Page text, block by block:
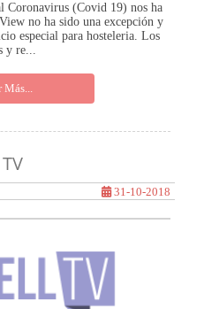
Coronavirus (Covid 19) nos ha
no ha sido una excepción y
especial para hosteleria. Los
y re...
Más...
31-10-2018